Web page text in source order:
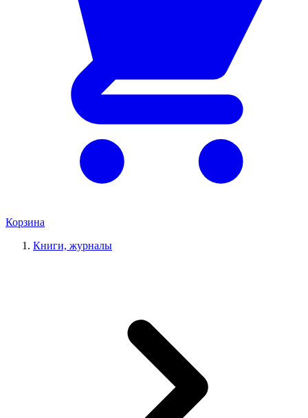
Корзина
Книги, журналы